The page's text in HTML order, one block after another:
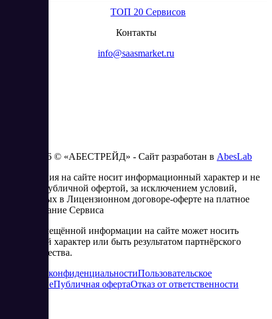
ТОП 20 Сервисов
Контакты
info@saasmarket.ru
2023 - 2026 © «АБЕСТРЕЙД» - Сайт разработан в AbesLab
Информация на сайте носит информационный характер и не
является публичной офертой, за исключением условий,
изложенных в Лицензионном договоре-оферте на платное
использование Сервиса
Часть размещённой информации на сайте может носить
рекламный характер или быть результатом партнёрского
сотрудничества.
Политика конфиденциальностиПользовательское
соглашениеПубличная офертаОтказ от ответственности